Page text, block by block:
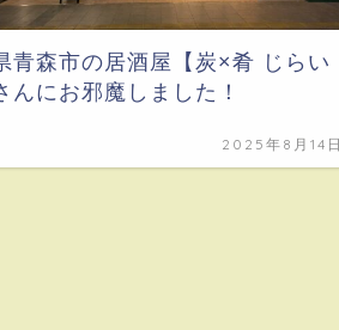
青森市の居酒屋【炭×肴 じらい
んにお邪魔しました！
2025年8月14